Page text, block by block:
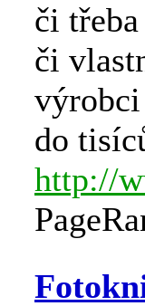
či
či
výrobci
do
http://